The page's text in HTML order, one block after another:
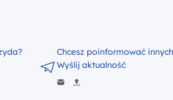
Chcesz poinformować
Wyślij aktualność